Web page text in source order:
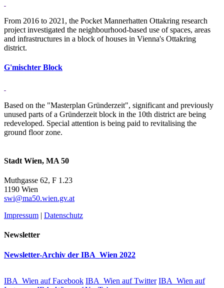
From 2016 to 2021, the Pocket Mannerhatten Ottakring research
project investigated the neighbourhood-based use of spaces, areas
and infrastructures in a block of houses in Vienna's Ottakring
district.
G'mischter Block
Based on the "Masterplan Gründerzeit", significant and previously
unused parts of a Gründerzeit block in the 10th district are being
redeveloped. Special attention is being paid to revitalising the
ground floor zone.
Stadt Wien, MA 50
Muthgasse 62, F 1.23
1190 Wien
swi@ma50.wien.gv.at
Impressum | Datenschutz
Newsletter
Newsletter-Archiv der IBA_Wien 2022
IBA_Wien auf Facebook IBA_Wien auf Twitter IBA_Wien auf